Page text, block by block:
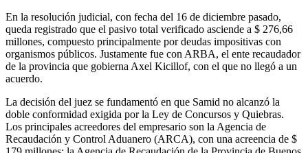
En la resolución judicial, con fecha del 16 de diciembre pasado,
queda registrado que el pasivo total verificado asciende a $ 276,66
millones, compuesto principalmente por deudas impositivas con
organismos públicos. Justamente fue con ARBA, el ente recaudador
de la provincia que gobierna Axel Kicillof, con el que no llegó a un
acuerdo.
La decisión del juez se fundamentó en que Samid no alcanzó la
doble conformidad exigida por la Ley de Concursos y Quiebras.
Los principales acreedores del empresario son la Agencia de
Recaudación y Control Aduanero (ARCA), con una acreencia de $